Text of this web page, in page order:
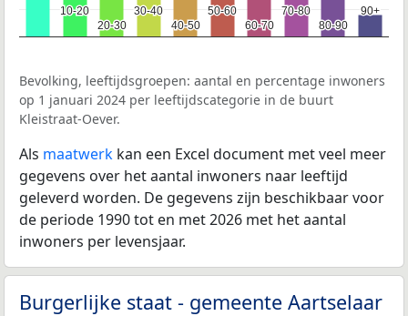
10-20
10-20
20-30
20-30
30-40
30-40
40-50
40-50
50-60
50-60
60-70
60-70
70-80
70-80
80-90
80-90
90+
90+
Bevolking, leeftijdsgroepen: aantal en percentage inwoners
op 1 januari 2024 per leeftijdscategorie in de buurt
Kleistraat-Oever.
Als maatwerk kan een Excel document met veel meer
gegevens over het aantal inwoners naar leeftijd
geleverd worden. De gegevens zijn beschikbaar voor
de periode 1990 tot en met 2026 met het aantal
inwoners per levensjaar.
Burgerlijke staat - gemeente Aartselaar